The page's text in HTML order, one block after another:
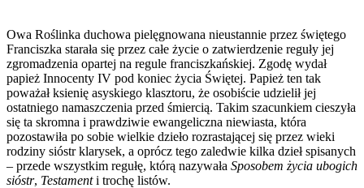
Owa Roślinka duchowa pielęgnowana nieustannie przez świętego
Franciszka starała się przez całe życie o zatwierdzenie reguły jej
zgromadzenia opartej na regule franciszkańskiej. Zgodę wydał
papież Innocenty IV pod koniec życia Świętej. Papież ten tak
poważał ksienię asyskiego klasztoru, że osobiście udzielił jej
ostatniego namaszczenia przed śmiercią. Takim szacunkiem cieszyła
się ta skromna i prawdziwie ewangeliczna niewiasta, która
pozostawiła po sobie wielkie dzieło rozrastającej się przez wieki
rodziny sióstr klarysek, a oprócz tego zaledwie kilka dzieł spisanych
– przede wszystkim regułę, którą nazywała Sposobem życia ubogich
sióstr, Testamenti trochę listów.